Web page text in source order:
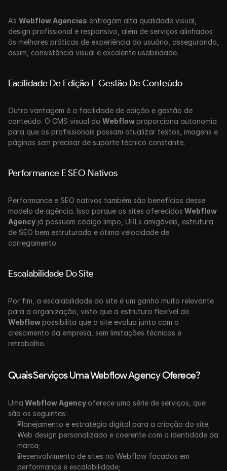
As Webflow Agencies entregam alta qualidade visual,
design profissional e responsivo, além de serviços alinhados
às melhores práticas de experiência do usuário, assegurando,
assim, consistência visual e excelente usabilidade.
Facilidade De Edição E Gestão De Conteúdo
Outra vantagem é a facilidade de edição e gestão de
conteúdo. O CMS visual do Webflow proporciona autonomia
para que os profissionais possam atualizar textos, imagens e
páginas sem precisar de suporte técnico constante.
Performance E SEO Nativos
Performance e SEO nativos também são benefícios desse
modelo de agência. Isso porque os sites oferecidos Webflow
Agency já possuem código limpo, URLs amigáveis, estrutura
de SEO bem estruturada e ótima velocidade de
carregamento.
Escalabilidade Do Site
Por fim, a escalabilidade do site é um ganho muito relevante
Webflow possibilita que o site evolua junto com o
crescimento da empresa, sem limitações técnicas e
retrabalho.
Quais Serviços Uma Webflow Agency Oferece?
Uma Webflow Agency oferece uma série de serviços, que
são os seguintes:
Planejamento e estratégia digital para a criação do site;
Web design personalizado e coerente com a identidade da
marca;
Desenvolvimento de sites no Webflow focados em
performance e escalabilidade;